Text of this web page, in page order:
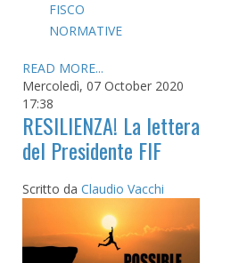
FISCO
NORMATIVE
READ MORE...
Mercoledì, 07 October 2020
17:38
RESILIENZA! La lettera
del Presidente FIF
Scritto da Claudio Vacchi